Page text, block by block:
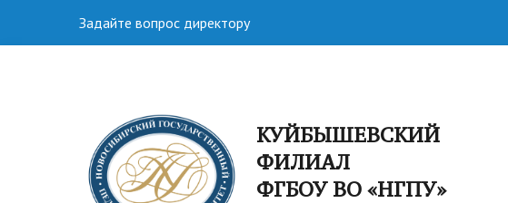
Задайте вопрос директору
КУЙБЫШЕВСКИЙ
ФИЛИАЛ
ФГБОУ ВО «НГПУ»